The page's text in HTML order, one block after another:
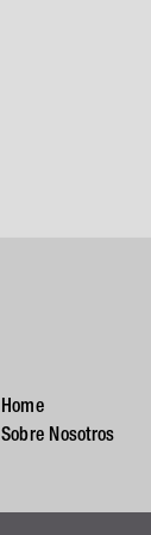
Home
Sobre Nosotros